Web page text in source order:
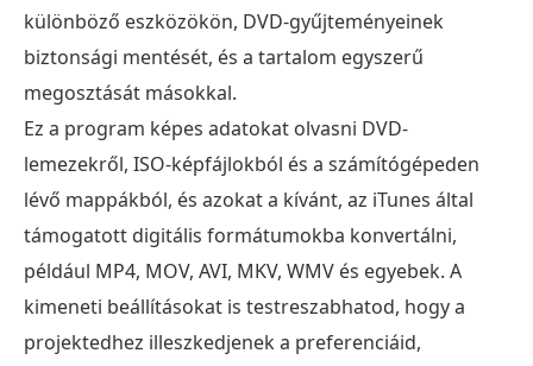
különböző eszközökön, DVD-gyűjteményeinek
biztonsági mentését, és a tartalom egyszerű
megosztását másokkal.
Ez a program képes adatokat olvasni DVD-
lemezekről, ISO-képfájlokból és a számítógépeden
lévő mappákból, és azokat a kívánt, az iTunes által
támogatott digitális formátumokba konvertálni,
például MP4, MOV, AVI, MKV, WMV és egyebek. A
kimeneti beállításokat is testreszabhatod, hogy a
projektedhez illeszkedjenek a preferenciáid,